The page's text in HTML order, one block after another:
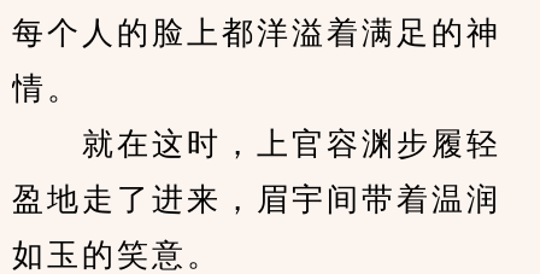
每个人的脸上都洋溢着满足的神
情。
就在这时，上官容渊步履轻
盈地走了进来，眉宇间带着温润
如玉的笑意。